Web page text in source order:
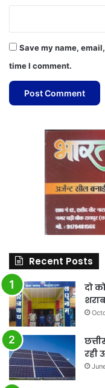
Save my name,
time I comment.
Recent Posts
दो
रही